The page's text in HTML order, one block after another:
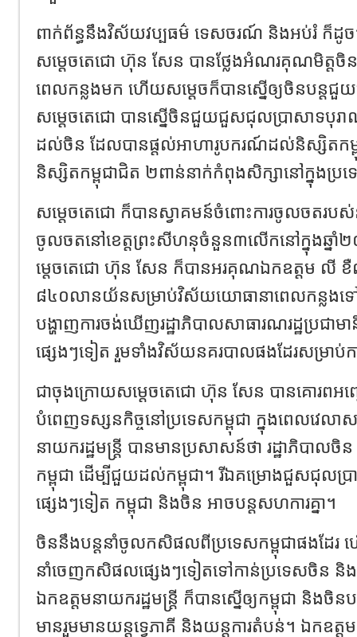
ពាក់ព័ន្ធនឹងវិស័យវប្បធម៌ ទេសចរណ៍ និងអប់រំ ក៏ដូ
សម្តេចតេជោ ហ៊ុន សែន បានថ្លែងអំណរគុណមិត្តចិ
ពេលកន្លងមក ហើយសម្តេចក៏បានស្នើឲ្យចិនបន្តជួ
សម្តេចតេជោ បានស្នើចិនជួយជួសជុលប្រាសាទបុ
ដល់ចិន ដែលបានផ្តល់អាហារូបករណ៍ដល់និស្សិតកម្ពុ
និស្សិតកម្ពុជាជិត ២ពាន់នាក់កំពុងសិក្សានៅក្នុងប្រ
សម្តេចតេជោ ក៏បានស្វាគមន៍ចំពោះការចូលចតរប
ចូលចតនៅខេត្តព្រះសីហនុចំនួន៣លើកនៅក្នុងឆ្នាំ
ម្តេចតេជោ ហ៊ុន សែន ក៏បានអរគុណឯកឧត្តម លី
៨៤០លានយ័នសម្រាប់វិស័យយោធានាពេលកន្លងទៅ
បង្ហាញការចង់ឃើញរដ្ឋាភិបាលសាធារណរដ្ឋប្រ
ផ្សេងៗទៀត រួមទាំងវិស័យនគរបាលផងដែរសម្រាប់
ជាចុងក្រោយសម្តេចតេជោ ហ៊ុន សែន បានគោរព
បំពេញទស្សនកិច្ចនៅប្រទេសកម្ពុជា ក្នុងពេលវេ
នាយករដ្ឋមន្ត្រី បានមានប្រសាសន៍ថា រដ្ឋាភិបាលចិ
កម្ពុជា ដើម្បីជួយដល់កម្ពុជា។ រីឯគម្រោងជួសជុលប្រ
ផ្សេងៗទៀត កម្ពុជា និងចិន អាចបន្តសហការគ្នា។
ចិននឹងបន្តនាំចូលកសិផលពីប្រទេសកម្ពុជាផងដែរ
នាំចេញកសិផលផ្សេងៗទៀតទៅកាន់ប្រទេសចិន និង
ឯកឧត្តមនាយករដ្ឋមន្ត្រី ក៏បានស្នើឲ្យកម្ពុជា និងចិន
មានរួមមានយន្តទ្វេភាគី និងយន្តការតំបន់។​ ឯកឧត្ត